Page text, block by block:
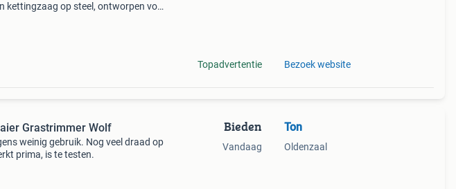
kettingzaag op steel, ontworpen voor
Topadvertentie Bezoek website
Grastrimmer Wolf
weinig gebruik. Nog veel draad op
prima, is te testen.
Bieden
Vandaag
Ton
Oldenzaal